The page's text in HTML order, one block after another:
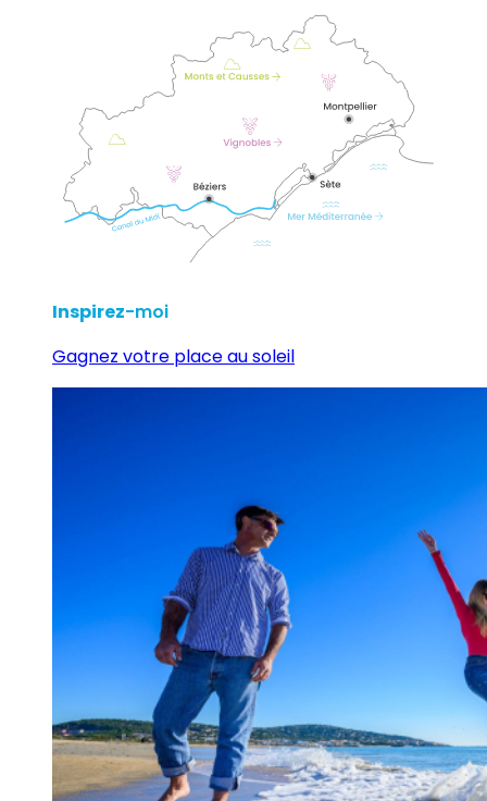
Inspirez-moi
Gagnez votre place au soleil